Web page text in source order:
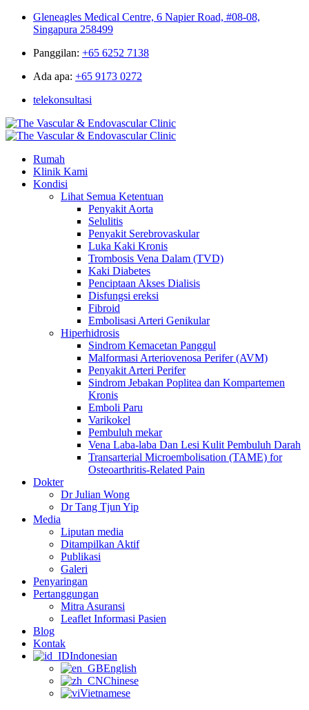
Gleneagles Medical Centre, 6 Napier Road, #08-08,
Singapura 258499
Panggilan: +65 6252 7138
Ada apa: +65 9173 0272
telekonsultasi
Rumah
Klinik Kami
Kondisi
Lihat Semua Ketentuan
Penyakit Aorta
Selulitis
Penyakit Serebrovaskular
Luka Kaki Kronis
Trombosis Vena Dalam (TVD)
Kaki Diabetes
Penciptaan Akses Dialisis
Disfungsi ereksi
Fibroid
Embolisasi Arteri Genikular
Hiperhidrosis
Sindrom Kemacetan Panggul
Malformasi Arteriovenosa Perifer (AVM)
Penyakit Arteri Perifer
Sindrom Jebakan Poplitea dan Kompartemen
Kronis
Emboli Paru
Varikokel
Pembuluh mekar
Vena Laba-laba Dan Lesi Kulit Pembuluh Darah
Transarterial Microembolisation (TAME) for
Osteoarthritis-Related Pain
Dokter
Dr Julian Wong
Dr Tang Tjun Yip
Media
Liputan media
Ditampilkan Aktif
Publikasi
Galeri
Penyaringan
Pertanggungan
Mitra Asuransi
Leaflet Informasi Pasien
Blog
Kontak
Indonesian
English
Chinese
Vietnamese